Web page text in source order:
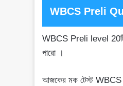
WBCS Preli
WBCS Preli level
পারো ।
আজকের মক টেস্ট WBCS